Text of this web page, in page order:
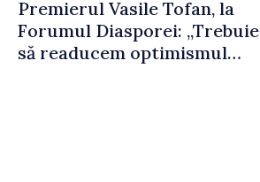
puternice”
Premierul Vasile Tofan, la
Forumul Diasporei: „Trebuie
să readucem optimismul